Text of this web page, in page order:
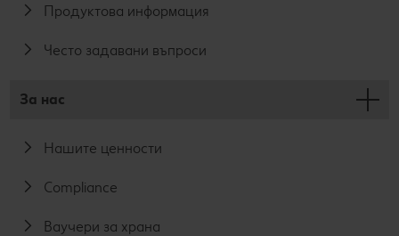
Продуктова информация
Често задавани въпроси
За нас
Нашите ценности
Compliance
Ваучери за храна